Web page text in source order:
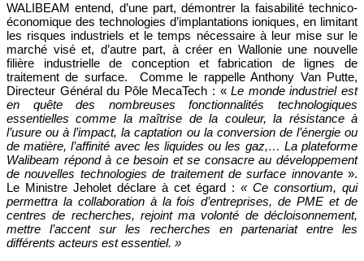
WALIBEAM entend, d’une part, démontrer la faisabilité technico-
économique des technologies d’implantations ioniques, en limitant
les risques industriels et le temps nécessaire à leur mise sur le
marché visé et, d’autre part, à créer en Wallonie une nouvelle
filière industrielle de conception et fabrication de lignes de
traitement de surface. Comme le rappelle Anthony Van Putte,
Directeur Général du Pôle MecaTech : «Le monde industriel est
en quête des nombreuses fonctionnalités technologiques
essentielles comme la maîtrise de la couleur, la résistance à
l’usure ou à l’impact, la captation ou la conversion de l’énergie ou
de matière, l’affinité avec les liquides ou les gaz,… La plateforme
Walibeam répond à ce besoin et se consacre au développement
de nouvelles technologies de traitement de surface innovante».
Le Ministre Jeholet déclare à cet égard : « Ce consortium, qui
permettra la collaboration à la fois d’entreprises, de PME et de
centres de recherches, rejoint ma volonté de décloisonnement,
mettre l’accent sur les recherches en partenariat entre les
différents acteurs est essentiel. »